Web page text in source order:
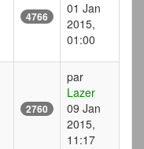
4766
01 Jan
2015,
01:00
2760
par
Lazer
09 Jan
2015,
11:17